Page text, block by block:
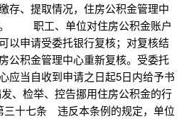
存、提取情况，住房公积金管理中
。 职工、单位对住房公积金账户
以申请受委托银行复核；对复核结
公积金管理中心重新复核。受委托
应当自收到申请之日起5日内给予书
检举、控告挪用住房公积金的行
七条 违反本条例的规定，单位